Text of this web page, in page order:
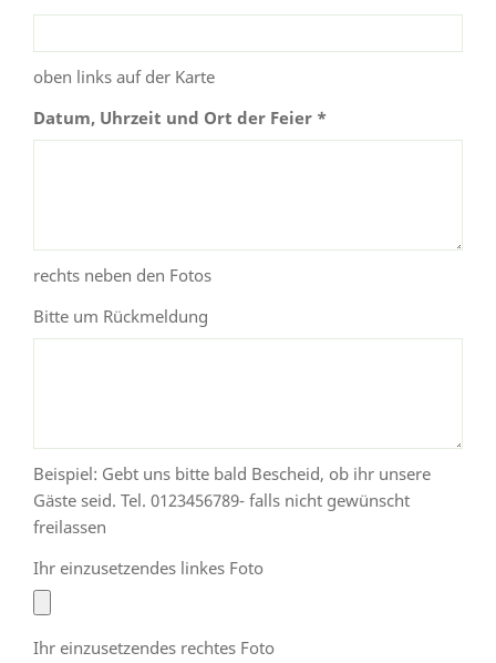
oben links auf der Karte
Datum, Uhrzeit und Ort der Feier *
rechts neben den Fotos
Bitte um Rückmeldung
Beispiel: Gebt uns bitte bald Bescheid, ob ihr unsere
Gäste seid. Tel. 0123456789- falls nicht gewünscht
freilassen
Ihr einzusetzendes linkes Foto
Ihr einzusetzendes rechtes Foto